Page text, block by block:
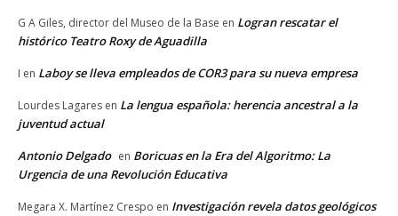
G A Giles, director del Museo de la Base en Logran rescatar el
histórico Teatro Roxy de Aguadilla
I en Laboy se lleva empleados de COR3 para su nueva empresa
Lourdes Lagares en La lengua española: herencia ancestral a la
juventud actual
Antonio Delgado en Boricuas en la Era del Algoritmo: La
Urgencia de una Revolución Educativa
Megara X. Martínez Crespo en Investigación revela datos geológicos